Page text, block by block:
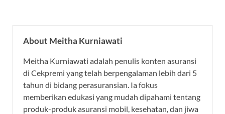
About Meitha Kurniawati
Meitha Kurniawati adalah penulis konten asuransi
di Cekpremi yang telah berpengalaman lebih dari 5
tahun di bidang perasuransian. Ia fokus
memberikan edukasi yang mudah dipahami tentang
produk-produk asuransi mobil, kesehatan, dan jiwa